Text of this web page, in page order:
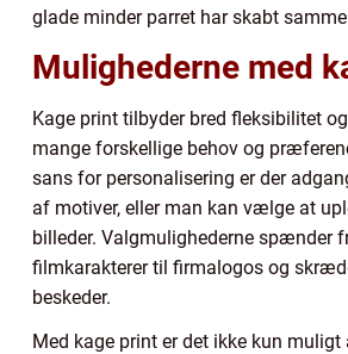
glade minder parret har skabt
Mulighederne med
Kage print tilbyder bred fleksibilitet
mange forskellige behov og
sans for personalisering er der
af motiver, eller man kan vælge at
billeder. Valgmulighederne spænder
filmkarakterer til firmalogos og
beskeder.
Med kage print er det ikke kun